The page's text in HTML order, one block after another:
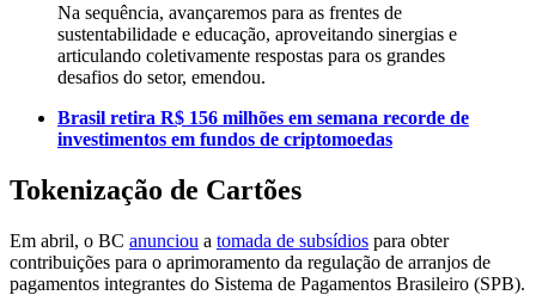
Na sequência, avançaremos para as frentes de
sustentabilidade e educação, aproveitando sinergias e
articulando coletivamente respostas para os grandes
desafios do setor, emendou.
Brasil retira R$ 156 milhões em semana recorde de
investimentos em fundos de criptomoedas
Tokenização de Cartões
Em abril, o BC anunciou a tomada de subsídios para obter
contribuições para o aprimoramento da regulação de arranjos de
pagamentos integrantes do Sistema de Pagamentos Brasileiro (SPB).